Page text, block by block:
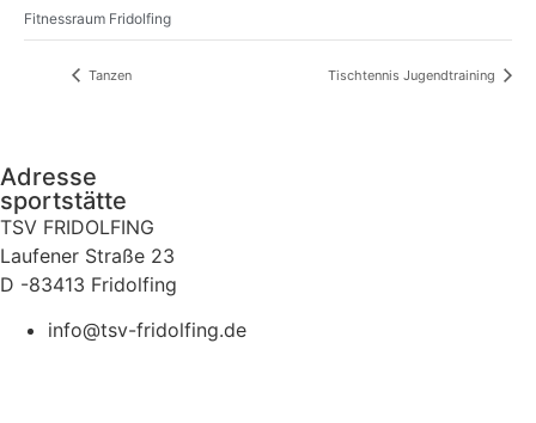
Fitnessraum Fridolfing
Tanzen Tischtennis Jugendtraining
Adresse
sportstätte
TSV FRIDOLFING
Laufener Straße 23
D -83413 Fridolfing
info@tsv-fridolfing.de